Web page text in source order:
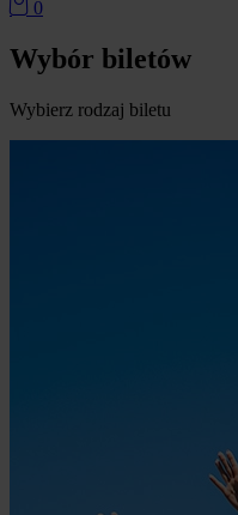
0
Wybór biletów
Wybierz rodzaj biletu